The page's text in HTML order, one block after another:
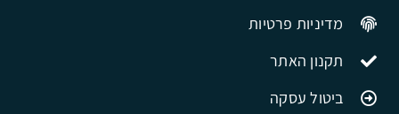
מדיניות פרטיות
תקנון האתר
ביטול עסקה